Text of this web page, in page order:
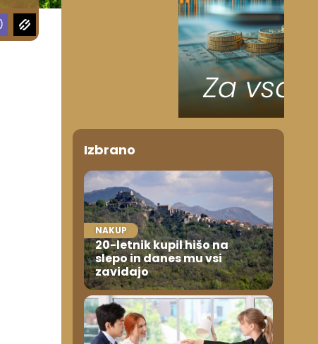
Izbrano
NAKUP
20-letnik kupil hišo na
slepo in danes mu vsi
zavidajo